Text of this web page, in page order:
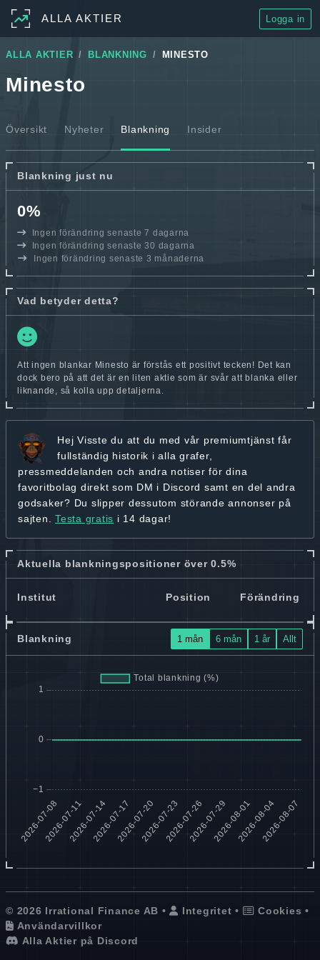
ALLA AKTIER Logga in
ALLA AKTIER BLANKNING MINESTO
Minesto
Översikt Nyheter Blankning Insider
Blankning just nu
0%
Ingen förändring senaste 7 dagarna
Ingen förändring senaste 30 dagarna
Ingen förändring senaste 3 månaderna
Vad betyder detta?
Att ingen blankar Minesto är förstås ett positivt tecken! Det kan
dock bero på att det är en liten aktie som är svår att blanka eller
liknande, så kolla upp detaljerna.
Hej Visste du att du med vår premiumtjänst får
fullständig historik i alla grafer,
pressmeddelanden och andra notiser för dina
favoritbolag direkt som DM i Discord samt en del andra
godsaker? Du slipper dessutom störande annonser på
sajten. Testa gratis i 14 dagar!
Aktuella blankningspositioner över 0.5%
Institut Position Förändring
Blankning 1 mån 6 mån 1 år Allt
© 2026 Irrational Finance AB • Integritet • Cookies •
Användarvillkor
Alla Aktier på Discord